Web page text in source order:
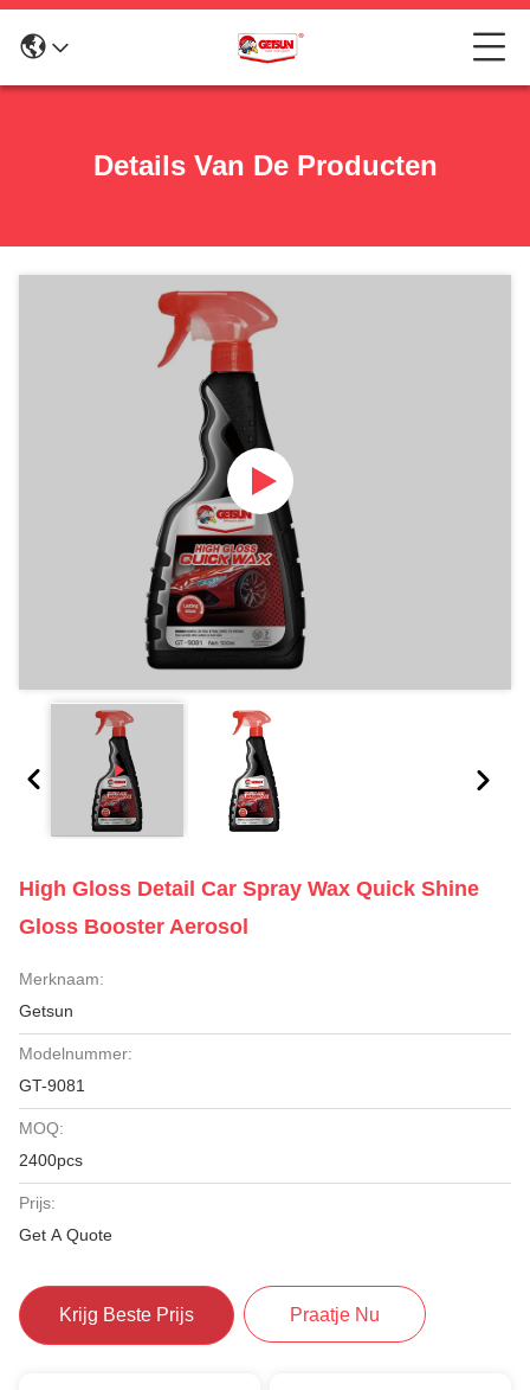
Details Van De Producten
High Gloss Detail Car Spray Wax Quick Shine
Gloss Booster Aerosol
Merknaam:
Getsun
Modelnummer:
GT-9081
MOQ:
2400pcs
Prijs:
Get A Quote
Krijg Beste Prijs Praatje Nu